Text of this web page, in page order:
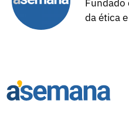
Fundado
da ética